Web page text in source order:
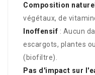
Composition
végétaux, de
Inoffensif : Aucun
escargots, plantes
(biofiltre).
Pas d'impact sur